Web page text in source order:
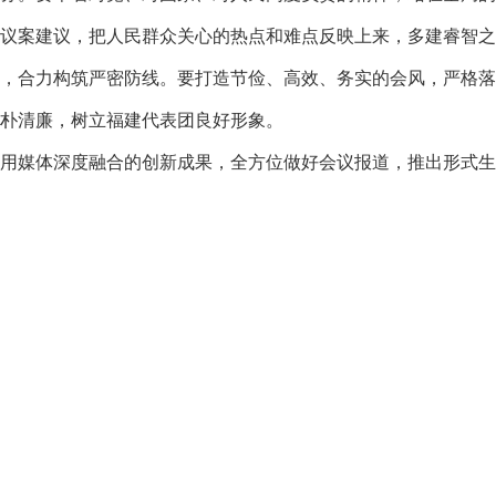
案建议，把人民群众关心的热点和难点反映上来，多建睿智
合力构筑严密防线。要打造节俭、高效、务实的会风，严格
清廉，树立福建代表团良好形象。
媒体深度融合的创新成果，全方位做好会议报道，推出形式